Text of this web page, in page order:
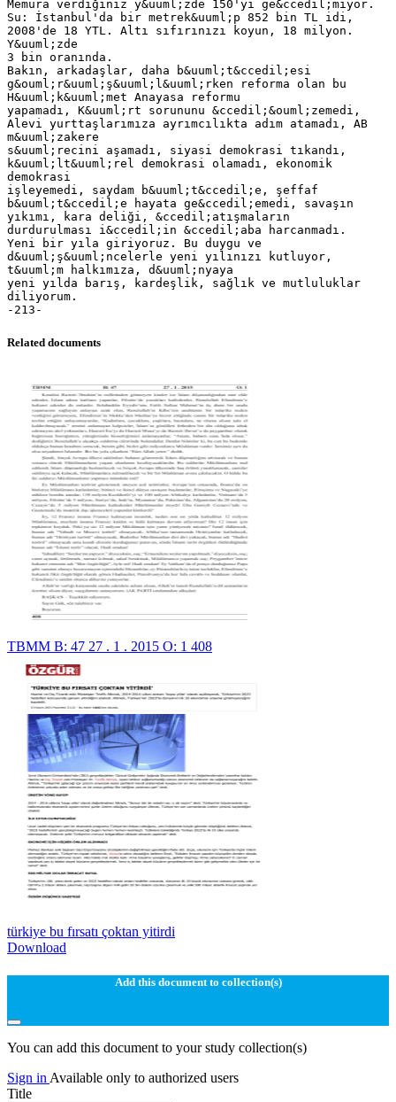
Memura verdiğiniz y&uuml;zde 150'yi ge&ccedil;miyor.
Su: İstanbul'da bir metrek&uuml;p 852 bin TL idi,
2008'de 18 YTL. Altı sıfırınızı koyun, 18 milyon.
Y&uuml;zde
3 bin oranında.
Bakın, arkadaşlar, daha b&uuml;t&ccedil;esi
g&ouml;r&uuml;ş&uuml;l&uuml;rken reforma olan bu
H&uuml;k&uuml;met Anayasa reformu
yapamadı, K&uuml;rt sorununu &ccedil;&ouml;zemedi,
Alevi yurttaşlarımıza ayrımcılıkta adım atamadı, AB
m&uuml;zakere
s&uuml;recini aşamadı, siyasi demokrasi tıkandı,
k&uuml;lt&uuml;rel demokrasi olamadı, ekonomik
demokrasi
işleyemedi, saydam b&uuml;t&ccedil;e, şeffaf
b&uuml;t&ccedil;e hayata ge&ccedil;emedi, savaşın
yıkımı, kara deliği, &ccedil;atışmaların
durdurulması i&ccedil;in &ccedil;aba harcanmadı.
Yeni bir yıla giriyoruz. Bu duygu ve
d&uuml;ş&uuml;ncelerle yeni yılınızı kutluyor,
t&uuml;m halkımıza, d&uuml;nyaya
yeni yılda barış, kardeşlik, sağlık ve mutluluklar
diliyorum.
Related documents
TBMM B: 47 27 . 1 . 2015 O: 1 408
türkiye bu fırsatı çoktan yitirdi
Download
Add this document to collection(s)
You can add this document to your study collection(s)
Sign in Available only to authorized users
Title